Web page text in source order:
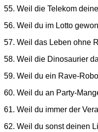
55. Weil die Telekom
56. Weil du im Lotto
57. Weil das Leben ohne
58. Weil die Dinosaurier
59. Weil du ein Rave-
60. Weil du an Party-
61. Weil du immer der
62. Weil du sonst deinen